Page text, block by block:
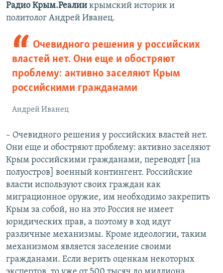
Радио Крым.Реалии крымский историк и
политолог Андрей Иванец.
Очевидного решения у российских
властей нет. Они еще и обостряют
проблему: активно заселяют Крым
российскими гражданами
Андрей Иванец
– Очевидного решения у российских властей нет.
Они еще и обостряют проблему: активно заселяют
Крым российскими гражданами, переводят [на
полуостров] военный контингент. Российские
власти используют своих граждан как
миграционное оружие, им необходимо закрепить
Крым за собой, но на это Россия не имеет
юридических прав, а поэтому в ход идут
различные механизмы. Кроме идеологии, таким
механизмом является заселение своими
гражданами. Если верить оценкам некоторых